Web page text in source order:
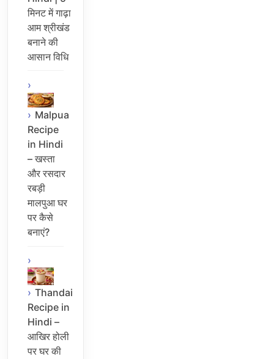
मिनट में गाढ़ा
आम श्रीखंड
बनाने की
आसान विधि
Malpua
Recipe
in Hindi
– खस्ता
और रसदार
रबड़ी
मालपुआ घर
पर कैसे
बनाएं?
Thandai
Recipe in
Hindi –
आखिर होली
पर घर की